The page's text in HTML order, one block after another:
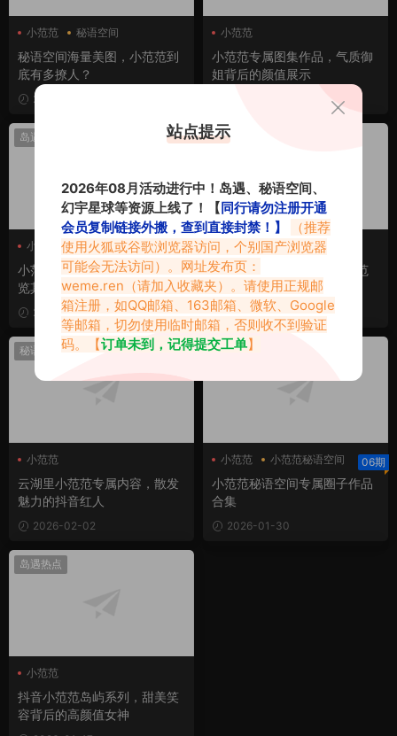
小范范 秘语空间
秘语空间海量美图，小范范到
底有多撩人？
2026-02-06
小范范
小范范专属图集作品，气质御
姐背后的颜值展示
岛遇热点
小范范 小范范岛屿
小范范岛屿专属帖有什么，一
览其秘语空间作品
2026-02-04
微密热点
小范范
高贵气质+火辣身材，小范范
穿搭视频太养眼了！
2026-02-03
秘语热点
小范范
云湖里小范范专属内容，散发
魅力的抖音红人
2026-02-02
秘语热点
小范范 小范范秘语空间 06期
小范范秘语空间专属圈子作品
合集
2026-01-30
岛遇热点
小范范
抖音小范范岛屿系列，甜美笑
容背后的高颜值女神
站点提示
2026年08月活动进行中！岛遇、秘语空间、
幻宇星球等资源上线了！【同行请勿注册开通
会员复制链接外搬，查到直接封禁！】
（推荐
使用火狐或谷歌浏览器访问，个别国产浏览器
可能会无法访问）。网址发布页：
weme.ren （请加入收藏夹）。请使用正规邮
箱注册，如QQ邮箱、163邮箱、微软、Google
等邮箱，切勿使用临时邮箱，否则收不到验证
码。【订单未到，记得提交工单】